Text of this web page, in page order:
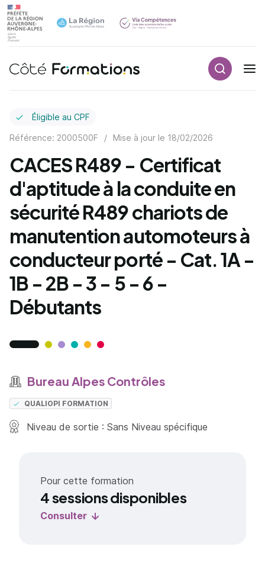
Navigation principale
Éligible au CPF
Référence: 2000500F / Mise à jour le 18/02/2026
CACES R489 - Certificat
d'aptitude à la conduite en
sécurité R489 chariots de
manutention automoteurs à
conducteur porté - Cat. 1A -
1B - 2B - 3 - 5 - 6 -
Débutants
Bureau Alpes Contrôles
QUALIOPI FORMATION
Niveau de sortie : Sans Niveau spécifique
Pour cette formation
4 sessions disponibles
Consulter